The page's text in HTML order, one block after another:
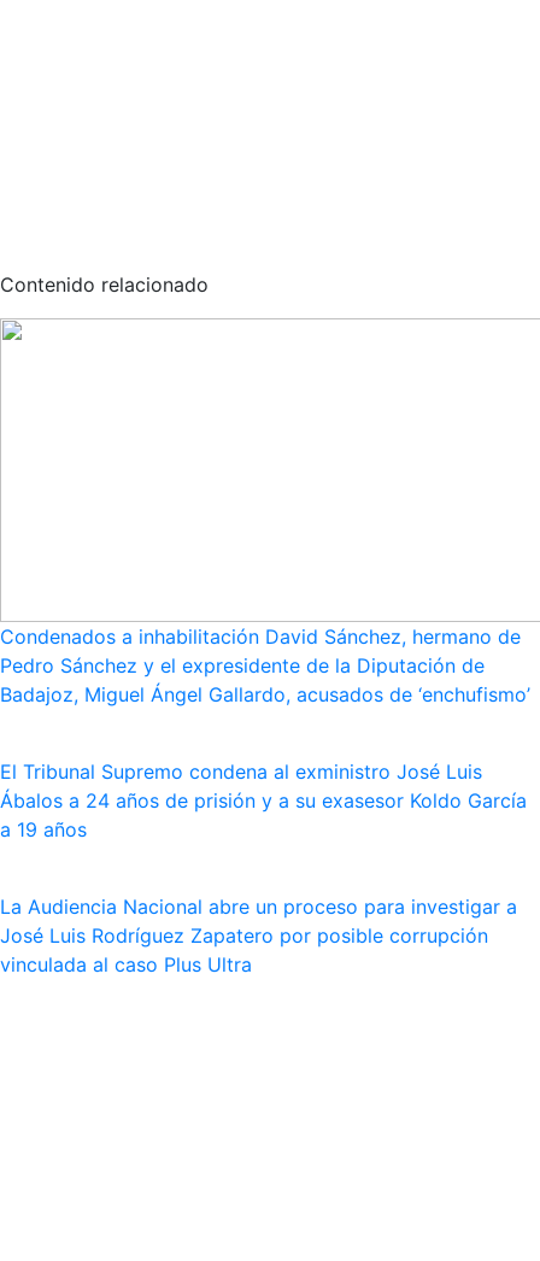
Contenido relacionado
Condenados a inhabilitación David Sánchez, hermano de
Pedro Sánchez y el expresidente de la Diputación de
Badajoz, Miguel Ángel Gallardo, acusados de ‘enchufismo’
El Tribunal Supremo condena al exministro José Luis
Ábalos a 24 años de prisión y a su exasesor Koldo García
a 19 años
La Audiencia Nacional abre un proceso para investigar a
José Luis Rodríguez Zapatero por posible corrupción
vinculada al caso Plus Ultra